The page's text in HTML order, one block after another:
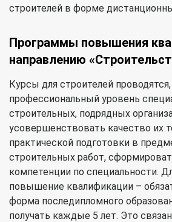
строителей в форме
Программы повышения
направлению
Курсы для строителей
профессиональный уровень
строительных, подрядных
усовершенствовать качество их
практической подготовки в
строительных работ,
компетенции по специальности.
повышение квалификации –
форма последипломного
получать каждые 5 лет. Это